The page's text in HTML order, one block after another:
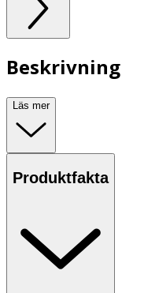
Beskrivning
Läs mer
Produktfakta